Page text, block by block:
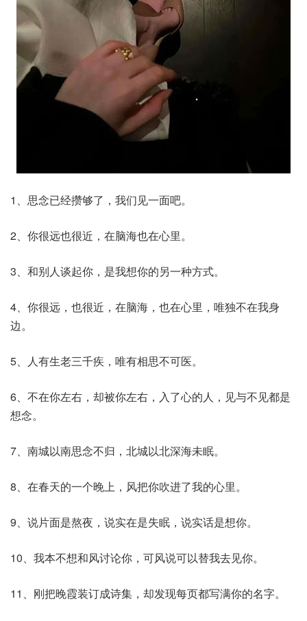
1、思念已经攒够了，我们见一面吧。
2、你很远也很近，在脑海也在心里。
3、和别人谈起你，是我想你的另一种方式。
4、你很远，也很近，在脑海，也在心里，唯独不在我身
边。
5、人有生老三千疾，唯有相思不可医。
6、不在你左右，却被你左右，入了心的人，见与不见都是
想念。
7、南城以南思念不归，北城以北深海未眠。
8、在春天的一个晚上，风把你吹进了我的心里。
9、说片面是熬夜，说实在是失眠，说实话是想你。
10、我本不想和风讨论你，可风说可以替我去见你。
11、刚把晚霞装订成诗集，却发现每页都写满你的名字。